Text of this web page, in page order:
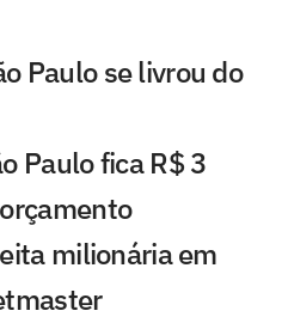
Paulo se livrou do
Paulo fica R$ 3
milionária em